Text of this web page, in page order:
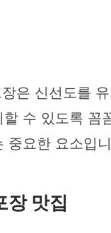
은 신선도를
수 있도록
중요한 요소입
장 맛집